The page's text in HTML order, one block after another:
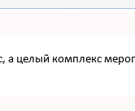
а целый комплекс